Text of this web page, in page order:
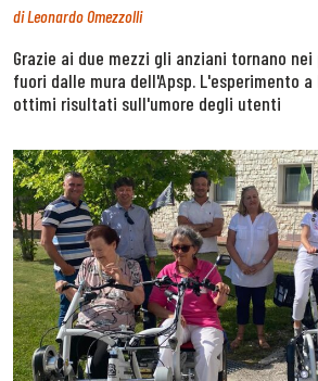
diLeonardo Omezzolli
Grazie ai due mezzi gli anziani tornano
fuori dalle mura dell'Apsp. L'esperimento
ottimi risultati sull'umore degli utenti